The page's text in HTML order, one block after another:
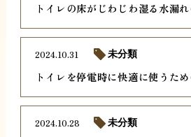
トイレの床がじわじわ湿る水漏
トイレを停電時に快適に使うた
2024.10.31 未分類
2024.10.28 未分類